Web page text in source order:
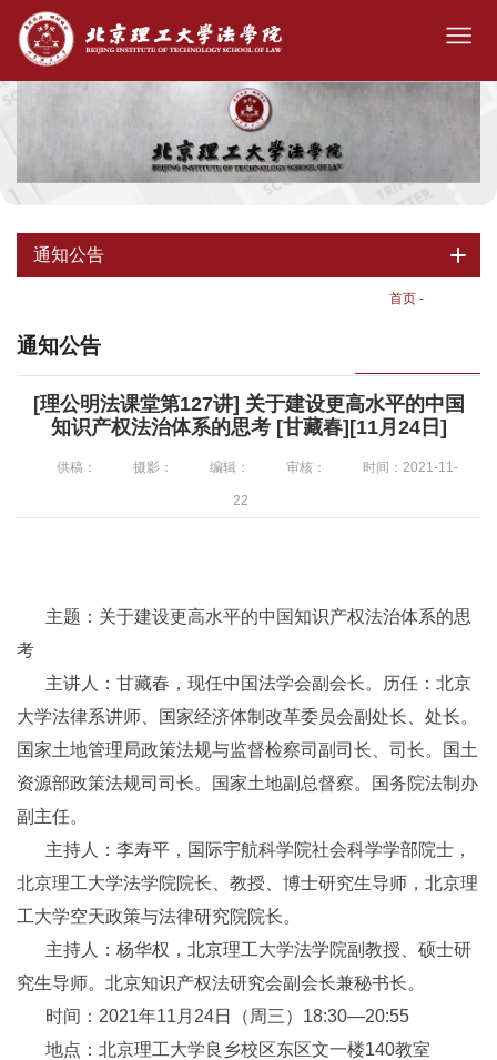
通知公告
首页 -
通知公告
[理公明法课堂第127讲] 关于建设更高水平的中国
知识产权法治体系的思考 [甘藏春][11月24日]
供稿： 摄影： 编辑： 审核： 时间：2021-11-
22
主题：关于建设更高水平的中国知识产权法治体系的思
考
主讲人：甘藏春，现任中国法学会副会长。历任：北京
大学法律系讲师、国家经济体制改革委员会副处长、处长。
国家土地管理局政策法规与监督检察司副司长、司长。国土
资源部政策法规司司长。国家土地副总督察。国务院法制办
副主任。
主持人：李寿平，国际宇航科学院社会科学学部院士，
北京理工大学法学院院长、教授、博士研究生导师，北京理
工大学空天政策与法律研究院院长。
主持人：杨华权，北京理工大学法学院副教授、硕士研
究生导师。北京知识产权法研究会副会长兼秘书长。
时间：2021年11月24日（周三）18:30—20:55
地点：北京理工大学良乡校区东区文一楼140教室